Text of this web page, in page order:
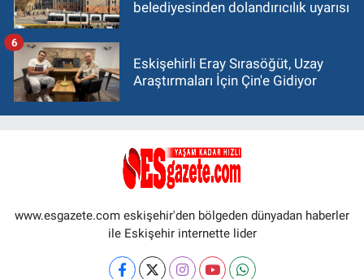
belediyesinden dolandırıcılık uyarısı
Eskişehirli Eray Sırasöğüt, Uzay
Araştırmaları İçin Çin'e Gidiyor
6
www.esgazete.com eskişehir'den bölgeden dünyadan haberler
ile Eskişehir internette lider